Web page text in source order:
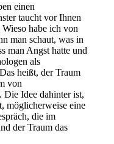
einen
taucht vor Ihnen
habe ich von
man schaut, was in
man Angst hatte und
als
heißt, der Traum
von
Die Idee dahinter ist,
möglicherweise eine
die im
der Traum das